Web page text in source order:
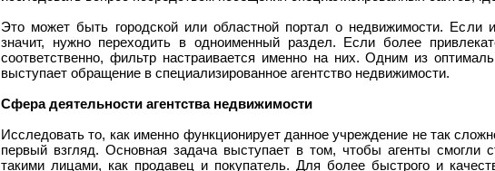
Это может быть городской или областной портал о недвижимости. Если
значит, нужно переходить в одноименный раздел. Если более
соответственно, фильтр настраивается именно на них. Одним из
выступает обращение в специализированное агентство недвижимости.
Сфера деятельности агентства недвижимости
Исследовать то, как именно функционирует данное учреждение не так
первый взгляд. Основная задача выступает в том, чтобы агенты смогли
такими лицами, как продавец и покупатель. Для более быстрого и